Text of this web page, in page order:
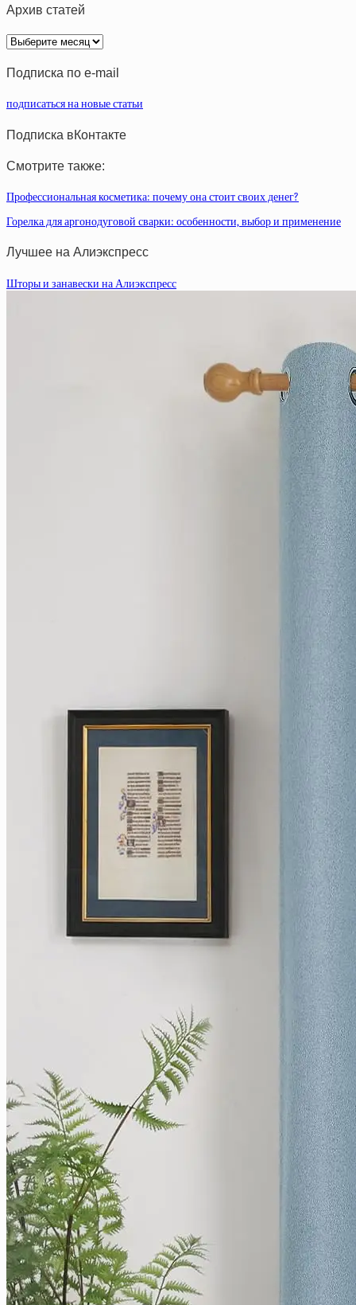
Архив статей
Архив
статей
Подписка по e-mail
подписаться на новые статьи
Подписка вКонтакте
Смотрите также:
Профессиональная косметика: почему она стоит своих денег?
Горелка для аргонодуговой сварки: особенности, выбор и применение
Лучшее на Алиэкспресс
Шторы и занавески на Алиэкспресс